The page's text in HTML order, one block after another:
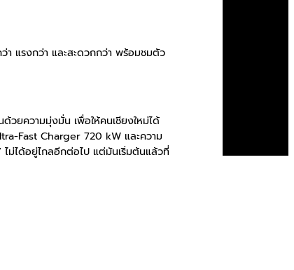
แรงกว่า และสะดวกกว่า พร้อมชมตัว
ยความมุ่งมั่น เพื่อให้คนเชียงใหม่ได้
Fast Charger 720 kW และความ
ม่ได้อยู่ไกลอีกต่อไป แต่มันเริ่มต้นแล้วที่